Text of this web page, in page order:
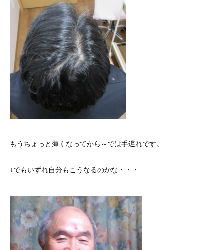
もうちょっと薄くなってから～では手遅れです。
↓でもいずれ自分もこうなるのかな・・・